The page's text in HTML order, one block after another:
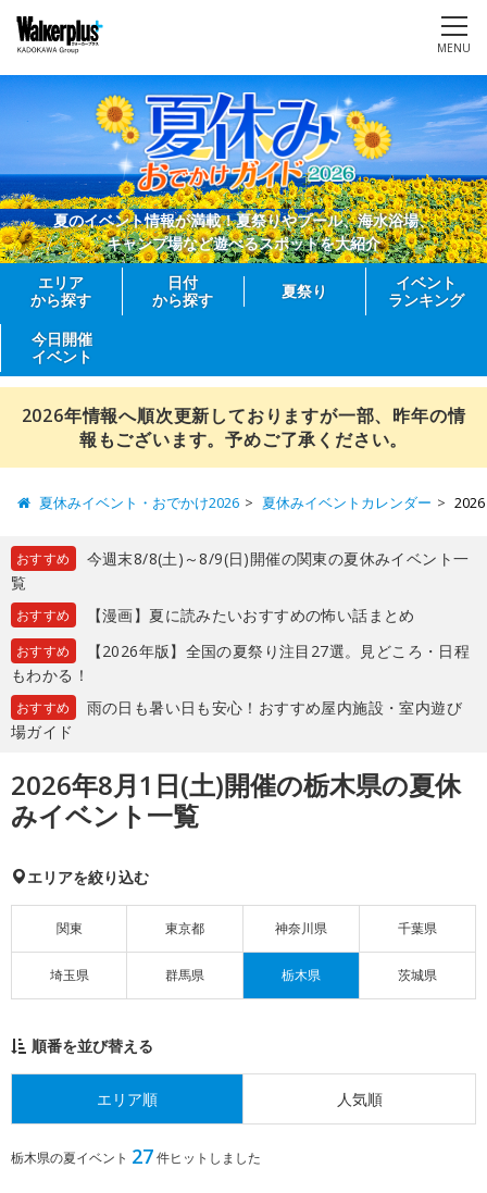
MENU
夏のイベント情報が満載！夏祭りやプール、海水浴場、
キャンプ場など遊べるスポットを大紹介
エリア
から探す
日付
から探す
夏祭り
イベント
ランキング
今日開催
イベント
2026年情報へ順次更新しておりますが一部、昨年の情
報もございます。予めご了承ください。
夏休みイベント・おでかけ2026 夏休みイベントカレンダー
おすすめ
今週末8/8(土)～8/9(日)開催の関東の夏休みイベント一
覧
おすすめ 【漫画】夏に読みたいおすすめの怖い話まとめ
おすすめ
【2026年版】全国の夏祭り注目27選。見どころ・日程
もわかる！
おすすめ
雨の日も暑い日も安心！おすすめ屋内施設・室内遊び
場ガイド
2026年8月1日(土)開催の栃木県の夏休
みイベント一覧
エリアを絞り込む
関東 東京都 神奈川県 千葉県
埼玉県 群馬県 栃木県 茨城県
順番を並び替える
エリア順 人気順
栃木県の夏イベント 27件ヒットしました